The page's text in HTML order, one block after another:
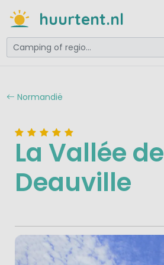
huurtent.nl
Normandië
La Vallée de
Deauville